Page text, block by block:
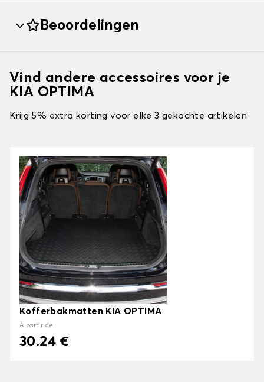
Beoordelingen
Vind andere accessoires voor je
KIA OPTIMA
Krijg 5% extra korting voor elke 3 gekochte artikelen
Kofferbakmatten KIA OPTIMA
À partir de
30.24 €